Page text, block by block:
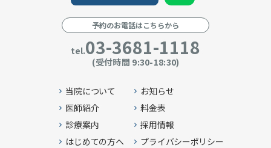
予約のお電話はこちらから
tel.03-3681-1118
(受付時間 9:30-18:30)
当院について
医師紹介
診療案内
はじめての方へ
お知らせ
料金表
採用情報
プライバシーポリシー